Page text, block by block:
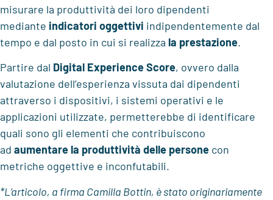
misurare la produttività dei loro dipendenti
mediante indicatori oggettivi indipendentemente dal
tempo e dal posto in cui si realizza la prestazione.
Partire dal Digital Experience Score, ovvero dalla
valutazione dell’esperienza vissuta dai dipendenti
attraverso i dispositivi, i sistemi operativi e le
applicazioni utilizzate, permetterebbe di identificare
quali sono gli elementi che contribuiscono
ad aumentare la produttività delle persone con
metriche oggettive e inconfutabili.
*L’articolo, a firma Camilla Bottin, è stato originariamente